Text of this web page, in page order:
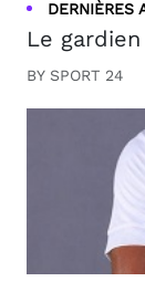
DERNIÈRES
Le
BY SPORT 24